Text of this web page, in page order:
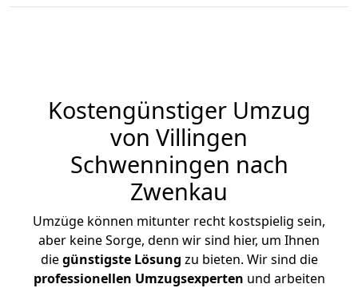
Kostengünstiger Umzug
von Villingen
Schwenningen nach
Zwenkau
Umzüge können mitunter recht kostspielig sein,
aber keine Sorge, denn wir sind hier, um Ihnen
diegünstigste Lösung zu bieten. Wir sind die
professionellen Umzugsexperten und arbeiten